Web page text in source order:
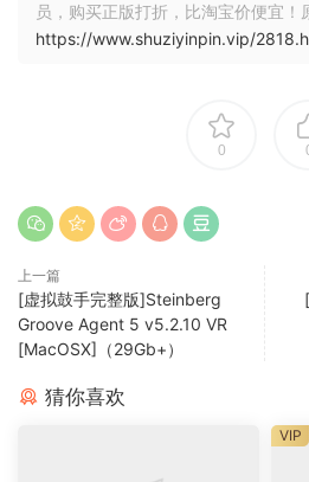
Blues Essentials
Colliding Worlds
Funk Essentials
员，购买正版打折，比淘宝价便宜！
https://www.shuziyinpin.vip/
0
上一篇
[虚拟鼓手完整版]Steinberg
Groove Agent 5 v5.2.10 VR
[MacOSX]（29Gb+）
猜你喜欢
VIP